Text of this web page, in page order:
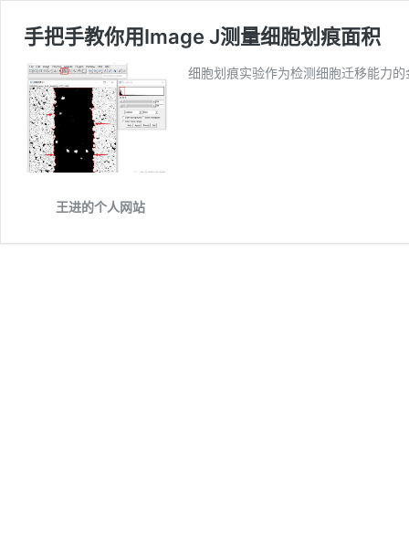
手把手教你用Image J测量细胞划痕面积
细胞划痕实验作为检测细胞迁移能力
王进的个人网站